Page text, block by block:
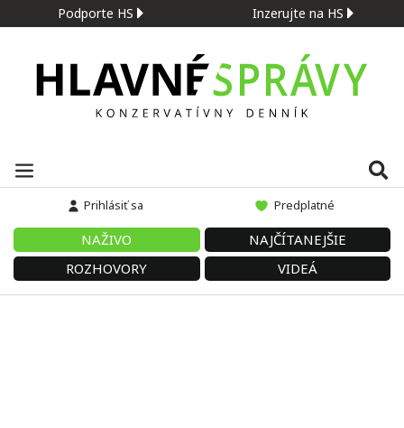
Podporte HS Inzerujte na HS
Prihlásiť sa Predplatné
NAŽIVO
NAJČÍTANEJŠIE
ROZHOVORY
VIDEÁ